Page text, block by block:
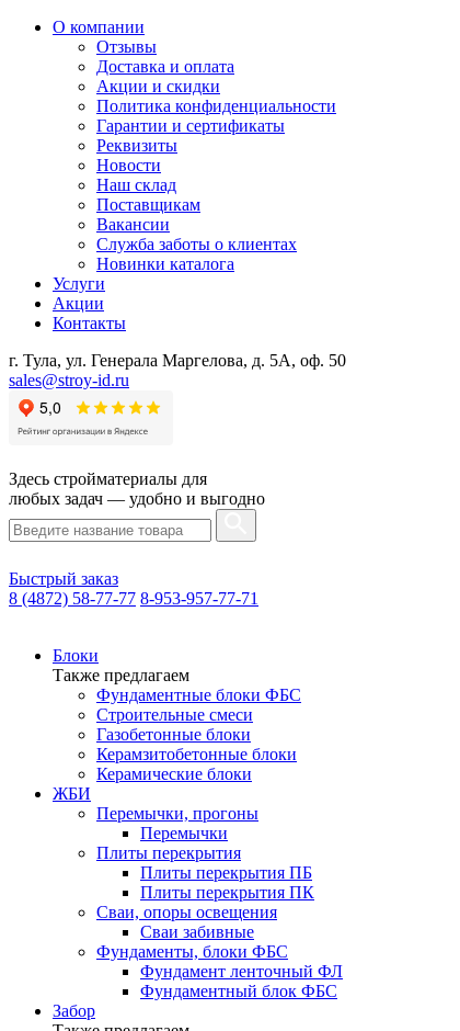
О компании
Отзывы
Доставка и оплата
Акции и скидки
Политика конфиденциальности
Гарантии и сертификаты
Реквизиты
Новости
Наш склад
Поставщикам
Вакансии
Служба заботы о клиентах
Новинки каталога
Услуги
Акции
Контакты
г. Тула, ул. Генерала Маргелова, д. 5А, оф. 50
sales@stroy-id.ru
Здесь стройматериалы для
любых задач — удобно и выгодно
Быстрый заказ
8 (4872) 58-77-77 8-953-957-77-71
Блоки
Также предлагаем
Фундаментные блоки ФБС
Строительные смеси
Газобетонные блоки
Керамзитобетонные блоки
Керамические блоки
ЖБИ
Перемычки, прогоны
Перемычки
Плиты перекрытия
Плиты перекрытия ПБ
Плиты перекрытия ПК
Сваи, опоры освещения
Сваи забивные
Фундаменты, блоки ФБС
Фундамент ленточный ФЛ
Фундаментный блок ФБС
Забор